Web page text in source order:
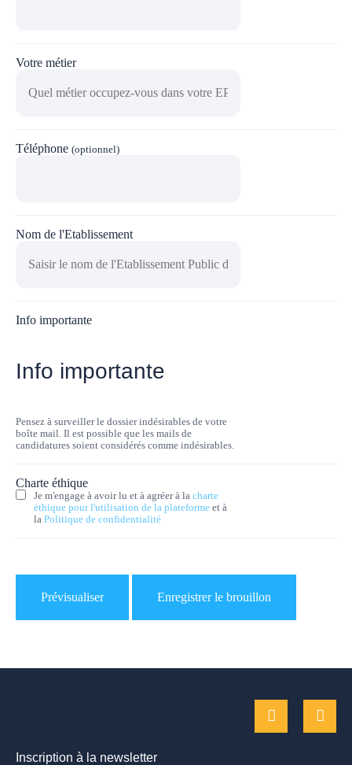
Votre métier
Téléphone (optionnel)
Nom de l'Etablissement
Info importante
Info importante
Pensez à surveiller le dossier indésirables de votre
boîte mail. Il est possible que les mails de
candidatures soient considérés comme indésirables.
Charte éthique
Je m'engage à avoir lu et à agréer à la charte
éthique pour l'utilisation de la plateforme et à
la Politique de confidentialité
Inscription à la newsletter